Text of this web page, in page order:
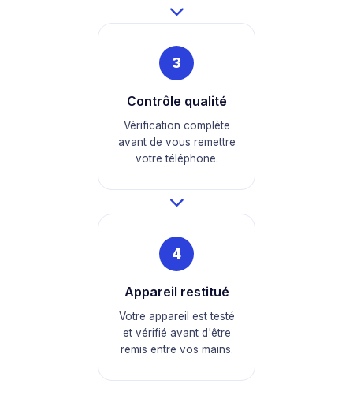
3
Contrôle qualité
Vérification complète
avant de vous remettre
votre téléphone.
4
Appareil restitué
Votre appareil est testé
et vérifié avant d'être
remis entre vos mains.